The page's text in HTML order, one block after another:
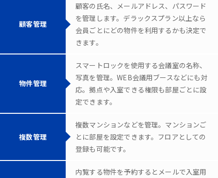
顧客管理
顧客の氏名、メールアドレス、パスワード
を管理します。デラックスプラン以上なら
会員ごとにどの物件を利用するかも決定で
きます。
物件管理
スマートロックを使用する会議室の名称、
写真を管理。WEB会議用ブースなどにも対
応。拠点や入室できる権限も部屋ごとに設
定できます。
複数管理
複数マンションなどを管理。マンションご
とに部屋を設定できます。フロアとしての
登録も可能です。
内覧する物件を予約するとメールで入室用